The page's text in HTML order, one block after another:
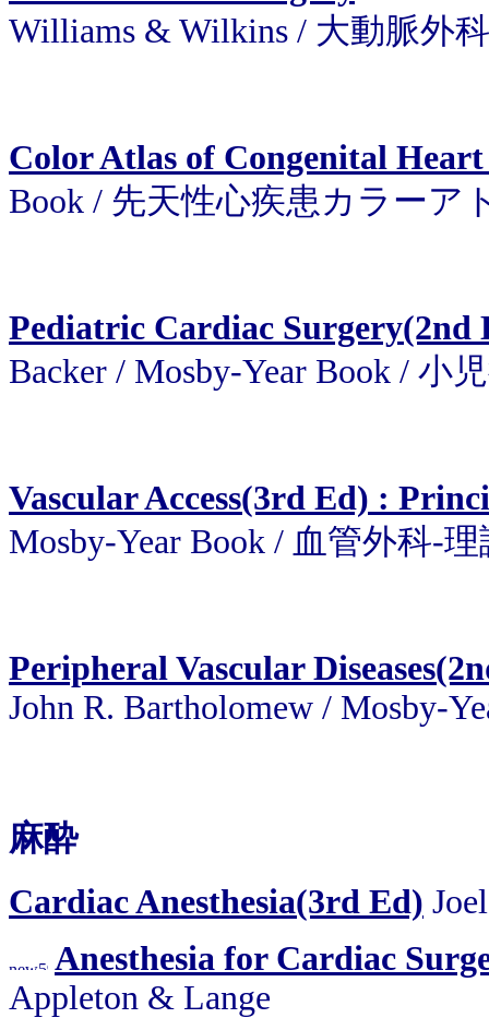
Williams & Wilkins / 大動脈外科
Color Atlas of Congenital
Book / 先天性心疾患カラーア
Pediatric Cardiac Surgery(2nd
Backer / Mosby-Year Book / 小
Vascular Access(3rd Ed) :
Mosby-Year Book / 血管外科-
Peripheral Vascular
John R. Bartholomew / Mosby-
麻酔
Cardiac Anesthesia(3rd Ed)
Anesthesia for Cardiac
Appleton & Lange